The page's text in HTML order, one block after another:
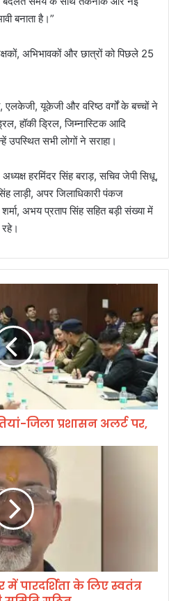
बनाता है।”
अभिभावकों और छात्रों को पिछले 25
एलकेजी, यूकेजी और वरिष्ठ वर्गों के बच्चों ने
हॉकी ड्रिल, जिम्नास्टिक आदि
उपस्थित सभी लोगों ने सराहा।
अध्यक्ष हरमिंदर सिंह बराड़, सचिव जेपी सिधू,
लाड़ी, अपर जिलाधिकारी पंकज
अभय प्रताप सिंह सहित बड़ी संख्या में
जिला प्रशासन अलर्ट पर,
पारदर्शिता के लिए स्वतंत्र